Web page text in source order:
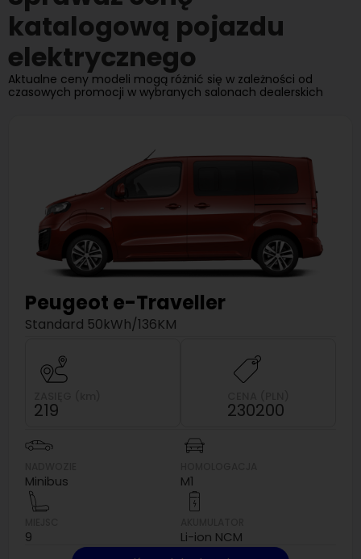
katalogową pojazdu
elektrycznego
Aktualne ceny modeli mogą różnić się w zależności od
czasowych promocji w wybranych salonach dealerskich
Peugeot e-Traveller
Standard 50kWh/136KM
219 230200
Minibus M1
9
Li-ion NCM